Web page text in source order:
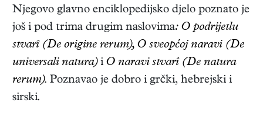
Njegovo glavno enciklopedijsko djelo poznato je
još i pod trima drugim naslovima: O podrijetlu
stvarî (De origine rerum), O sveopćoj naravi (De
universali natura)i O naravi stvarî (De natura
rerum). Poznavao je dobro i grčki, hebrejski i
sirski.